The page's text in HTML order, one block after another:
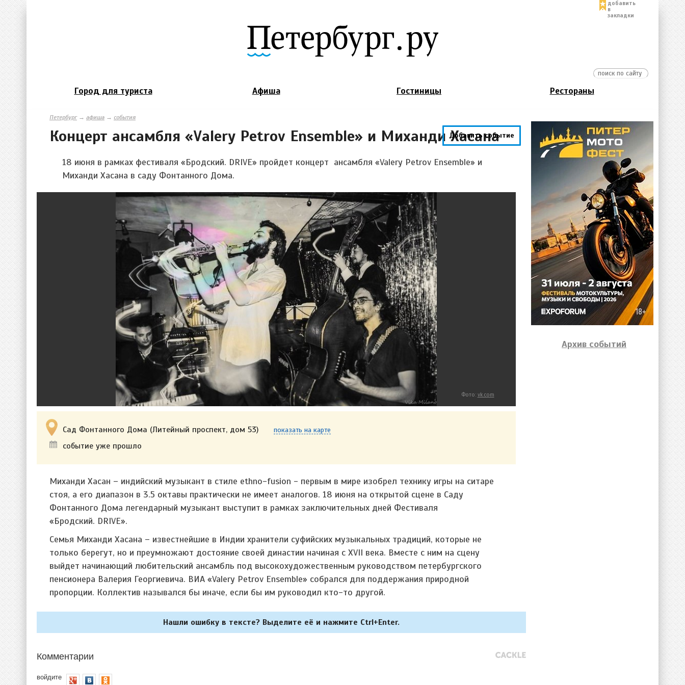
добавить
в
закладки
Город для туриста Афиша Гостиницы Рестораны
Петербург→ афиша → события
Добавить событие
Концерт ансамбля «Valery Petrov Ensemble» и Миханди Хасана
18 июня в рамках фестиваля «Бродский. DRIVE» пройдет концерт ансамбля «Valery Petrov Ensemble» и
Миханди Хасана в саду Фонтанного Дома.
Фото: vk.com
Сад Фонтанного Дома (Литейный проспект, дом 53) показать на карте
событие уже прошло
Миханди Хасан – индийский музыкант в стиле ethno-fusion - первым в мире изобрел технику игры на ситаре
стоя, а его диапазон в 3.5 октавы практически не имеет аналогов. 18 июня на открытой сцене в Саду
Фонтанного Дома легендарный музыкант выступит в рамках заключительных дней Фестиваля
«Бродский. DRIVE».
Семья Миханди Хасана – известнейшие в Индии хранители суфийских музыкальных традиций, которые не
только берегут, но и преумножают достояние своей династии начиная с XVII века. Вместе с ним на сцену
выйдет начинающий любительский ансамбль под высокохудожественным руководством петербургского
пенсионера Валерия Георгиевича. ВИА «Valery Petrov Ensemble» собрался для поддержания природной
пропорции. Коллектив назывался бы иначе, если бы им руководил кто-то другой.
Нашли ошибку в тексте? Выделите её и нажмите Ctrl+Enter.
Комментарии
войдите
Архив событий